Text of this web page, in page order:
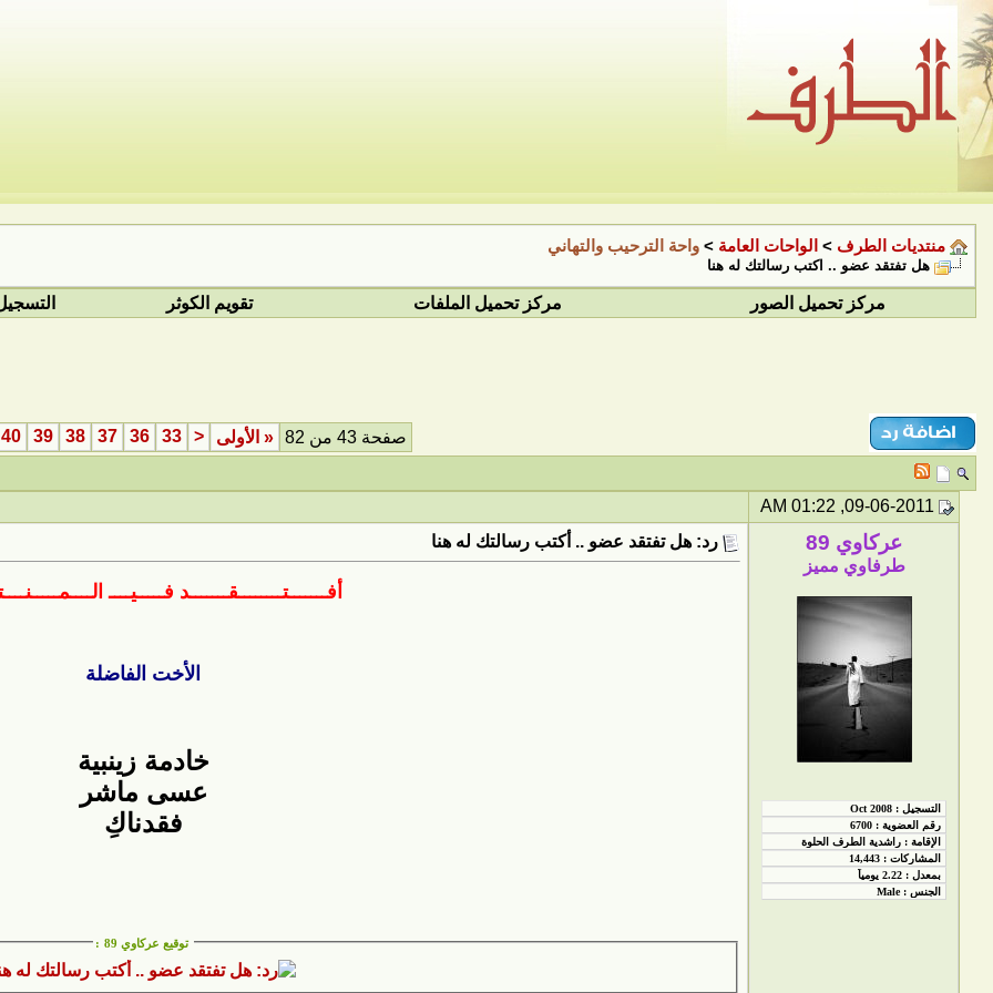
منتديات الطرف > الواحات العامة > واحة الترحيب والتهاني
هل تفتقد عضو .. اكتب رسالتك له هنا
مركز تحميل الصور
مركز تحميل الملفات تقويم الكوثر
صفحة 43 من 82 « الأولى <
33
36
37
38
39
40
عركاوي 89
طرفاوي مميز
رد: هل تفتقد عضو .. أكتب رسالتك له هنا
أفـــــــتــــــــقـــــــد فـــــيــــ
الأخت الفاضلة
خادمة زينبية
عسى ماشر
فقدناكِ
توقيع عركاوي 89 :